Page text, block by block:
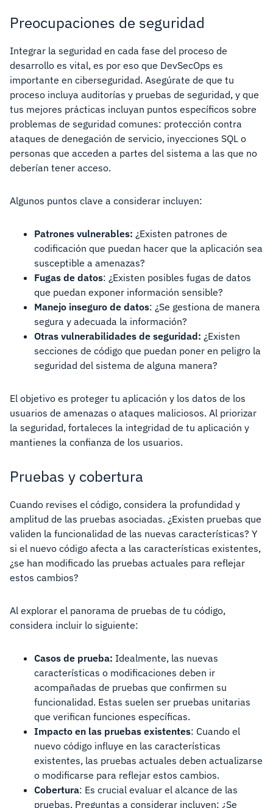
Preocupaciones de seguridad
Integrar la seguridad en cada fase del proceso de
desarrollo es vital, es por eso que DevSecOps es
importante en ciberseguridad. Asegúrate de que tu
proceso incluya auditorías y pruebas de seguridad, y que
tus mejores prácticas incluyan puntos específicos sobre
problemas de seguridad comunes: protección contra
ataques de denegación de servicio, inyecciones SQL o
personas que acceden a partes del sistema a las que no
deberían tener acceso.
Algunos puntos clave a considerar incluyen:
Patrones vulnerables: ¿Existen patrones de
codificación que puedan hacer que la aplicación sea
susceptible a amenazas?
Fugas de datos: ¿Existen posibles fugas de datos
que puedan exponer información sensible?
Manejo inseguro de datos: ¿Se gestiona de manera
segura y adecuada la información?
Otras vulnerabilidades de seguridad: ¿Existen
secciones de código que puedan poner en peligro la
seguridad del sistema de alguna manera?
El objetivo es proteger tu aplicación y los datos de los
usuarios de amenazas o ataques maliciosos. Al priorizar
la seguridad, fortaleces la integridad de tu aplicación y
mantienes la confianza de los usuarios.
Pruebas y cobertura
Cuando revises el código, considera la profundidad y
amplitud de las pruebas asociadas. ¿Existen pruebas que
validen la funcionalidad de las nuevas características? Y
si el nuevo código afecta a las características existentes,
¿se han modificado las pruebas actuales para reflejar
estos cambios?
Al explorar el panorama de pruebas de tu código,
considera incluir lo siguiente:
Casos de prueba: Idealmente, las nuevas
características o modificaciones deben ir
acompañadas de pruebas que confirmen su
funcionalidad. Estas suelen ser pruebas unitarias
que verifican funciones específicas.
Impacto en las pruebas existentes: Cuando el
nuevo código influye en las características
existentes, las pruebas actuales deben actualizarse
o modificarse para reflejar estos cambios.
Cobertura: Es crucial evaluar el alcance de las
pruebas. Preguntas a considerar incluyen: ¿Se